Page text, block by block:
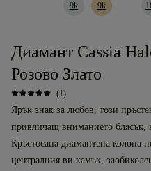
9k 9k
Диамант Cassia
Розово Злато
(1)
Ярък знак за любов, този
привличащ вниманието блясък,
Кръстосана диамантена колона
централния ви камък,